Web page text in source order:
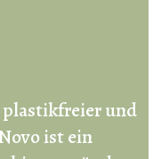
plastikfreier und
ist ein